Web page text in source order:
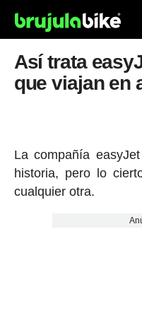
Así trata
que viajan en
La compañía
historia, pero lo
cualquier otra.